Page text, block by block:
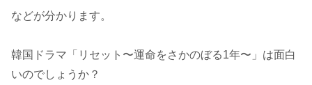
などが分かります。
韓国ドラマ「リセット〜運命をさかのぼる1年〜」は面白
いのでしょうか？